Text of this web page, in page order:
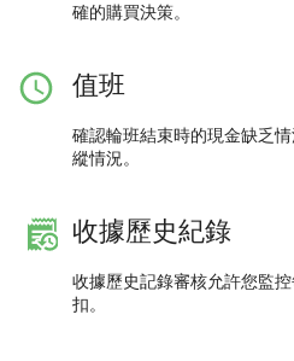
確的購買決策。
值班
確認輪班結束時的現金缺乏
縱情況。
收據歷史紀錄
收據歷史記錄審核允許您監
扣。